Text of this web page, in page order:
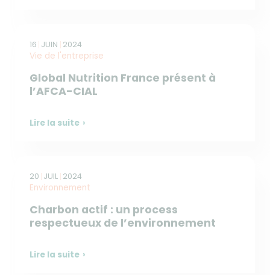
16 JUIN 2024
Vie de l'entreprise
Global Nutrition France présent à
l’AFCA-CIAL
Lire la suite
20 JUIL 2024
Environnement
Charbon actif : un process
respectueux de l’environnement
Lire la suite